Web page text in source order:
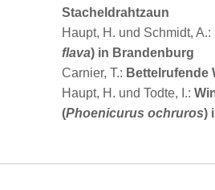
Stacheldrahtzaun
Haupt, H. und Schmidt, A.:
flava) in Brandenburg
Carnier, T.: Bettelrufende
Haupt, H. und Todte, I.:
(Phoenicurus ochruros)